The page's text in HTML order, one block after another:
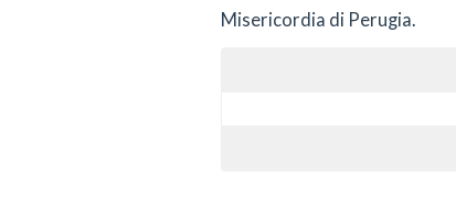
Misericordia di Perugia.